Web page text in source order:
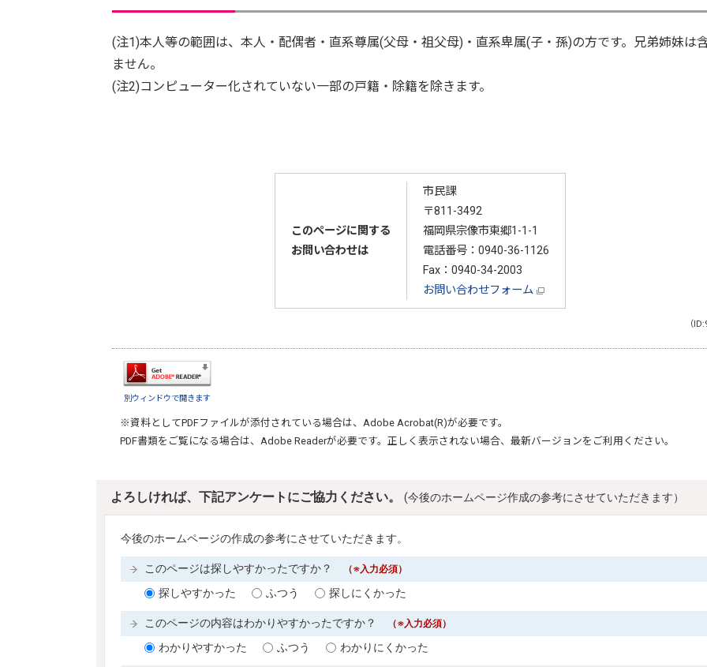
(注1)本人等の範囲は、本人・配偶者・直系尊属(父母・祖父母)・直系卑属(子・孫)の方です。兄弟姉妹は
ません。
(注2)コンピューター化されていない一部の戸籍・除籍を除きます。
このページに関する
お問い合わせは
市民課
〒811-3492
福岡県宗像市東郷1-1-1
電話番号： 0940-36-1126
Fax：0940-34-2003
お問い合わせフォーム
（
別ウィンドウで開きます
※資料としてPDFファイルが添付されている場合は、 Adobe Acrobat(R)が必要です。
PDF書類をご覧になる場合は、 Adobe Readerが必要です。正しく表示されない場合、最新バージョンをご利用ください。